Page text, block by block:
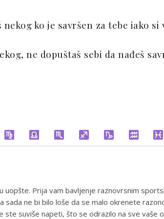
ko je savršen za tebe iako si
ne dopuštaš sebi da nađeš
uopšte. Prija vam bavljenje raznovrsnim
sada ne bi bilo loše da se malo okrenete
suviše napeti, što se odrazilo na sve vaše